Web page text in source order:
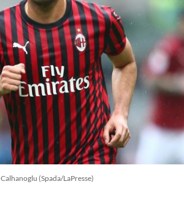
Calhanoglu (Spada/LaPresse)